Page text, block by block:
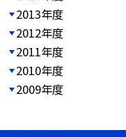
2013年度
2012年度
2011年度
2010年度
2009年度